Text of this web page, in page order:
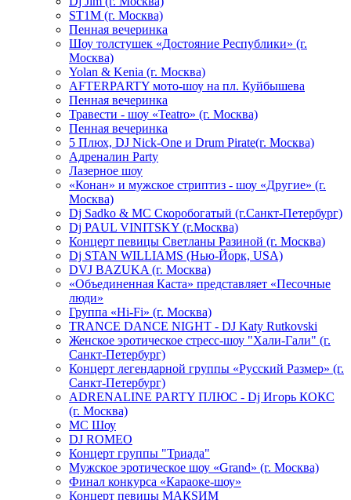
ST1M (г. Москва)
Пенная вечеринка
Шоу толстушек «Достояние Республики» (г.
Москва)
Yolan & Kenia (г. Москва)
AFTERPARTY мото-шоу на пл. Куйбышева
Пенная вечеринка
Травести - шоу «Teatro» (г. Москва)
Пенная вечеринка
5 Плюх, DJ Nick-One и Drum Pirate(г. Москва)
Адреналин Party
Лазерное шоу
«Конан» и мужское стриптиз - шоу «Другие» (г.
Москва)
Dj Sadko & МС Скоробогатый (г.Санкт-Петербург)
Dj PAUL VINITSKY (г.Москва)
Концерт певицы Светланы Разиной (г. Москва)
Dj STAN WILLIAMS (Нью-Йорк, USA)
DVJ BAZUKA (г. Москва)
«Объединенная Каста» представляет «Песочные
люди»
Группа «Hi-Fi» (г. Москва)
TRANCE DANCE NIGHT - DJ Katy Rutkovski
Женское эротическое стресс-шоу "Хали-Гали" (г.
Санкт-Петербург)
Концерт легендарной группы «Русский Размер» (г.
Санкт-Петербург)
ADRENALINE PARTY ПЛЮС - Dj Игорь КОКС
(г. Москва)
MC Шоу
DJ ROMEO
Концерт группы "Триада"
Мужское эротическое шоу «Grand» (г. Москва)
Финал конкурса «Караоке-шоу»
Концерт певицы МАКSИМ